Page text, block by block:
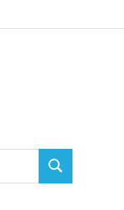
SEARCH